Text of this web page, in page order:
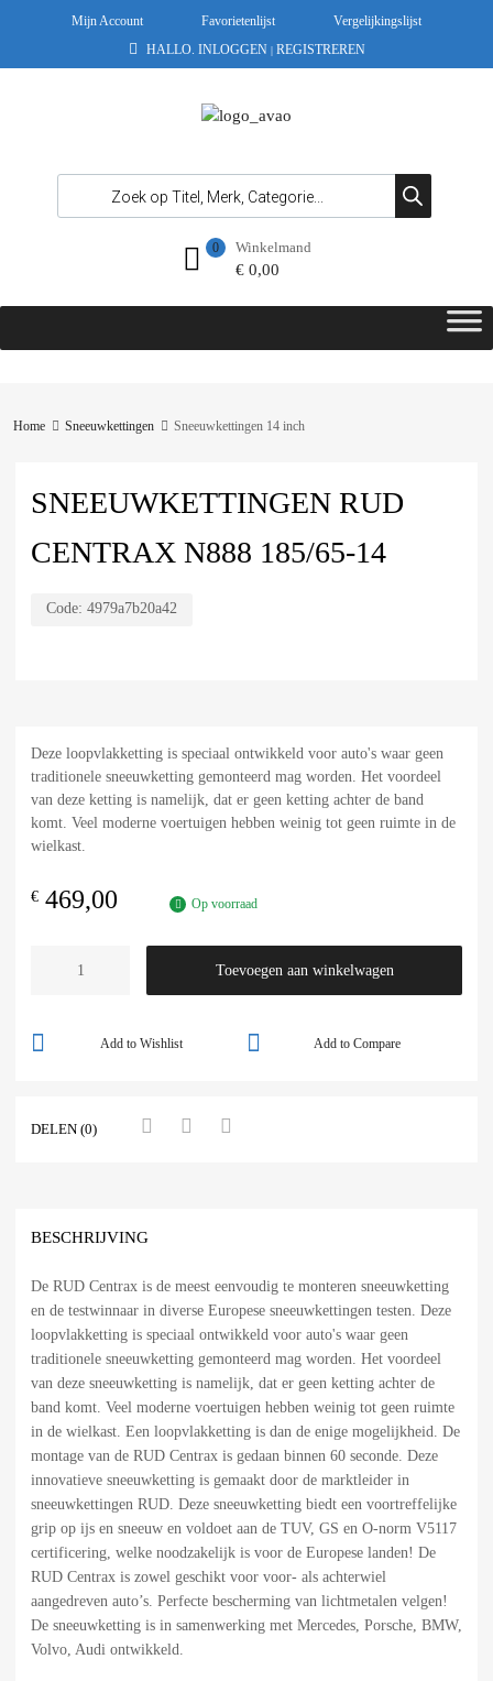
Mijn Account Favorietenlijst
Vergelijkingslijst
HALLO. INLOGGEN | REGISTREREN
Winkelmand
€0,00
0
Home Sneeuwkettingen Sneeuwkettingen 14 inch
SNEEUWKETTINGEN RUD
CENTRAX N888 185/65-14
Code: 4979a7b20a42
Deze loopvlakketting is speciaal ontwikkeld voor auto's waar geen
traditionele sneeuwketting gemonteerd mag worden. Het voordeel
van deze ketting is namelijk, dat er geen ketting achter de band
komt. Veel moderne voertuigen hebben weinig tot geen ruimte in de
wielkast.
€ 469,00 Op voorraad
Toevoegen aan winkelwagen
Add to Compare
Add to Wishlist
DELEN (0)
BESCHRIJVING
De RUD Centrax is de meest eenvoudig te monteren sneeuwketting
en de testwinnaar in diverse Europese sneeuwkettingen testen. Deze
loopvlakketting is speciaal ontwikkeld voor auto's waar geen
traditionele sneeuwketting gemonteerd mag worden. Het voordeel
van deze sneeuwketting is namelijk, dat er geen ketting achter de
band komt. Veel moderne voertuigen hebben weinig tot geen ruimte
in de wielkast. Een loopvlakketting is dan de enige mogelijkheid. De
montage van de RUD Centrax is gedaan binnen 60 seconde. Deze
innovatieve sneeuwketting is gemaakt door de marktleider in
sneeuwkettingen RUD. Deze sneeuwketting biedt een voortreffelijke
grip op ijs en sneeuw en voldoet aan de TUV, GS en O-norm V5117
certificering, welke noodzakelijk is voor de Europese landen! De
RUD Centrax is zowel geschikt voor voor- als achterwiel
aangedreven auto’s. Perfecte bescherming van lichtmetalen velgen!
De sneeuwketting is in samenwerking met Mercedes, Porsche, BMW,
Volvo, Audi ontwikkeld.